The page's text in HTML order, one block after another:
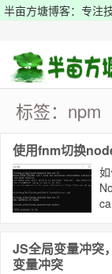
半亩方塘博客：专注
标签：npm
使用fnm切换
JS全局变量冲突
变量冲突